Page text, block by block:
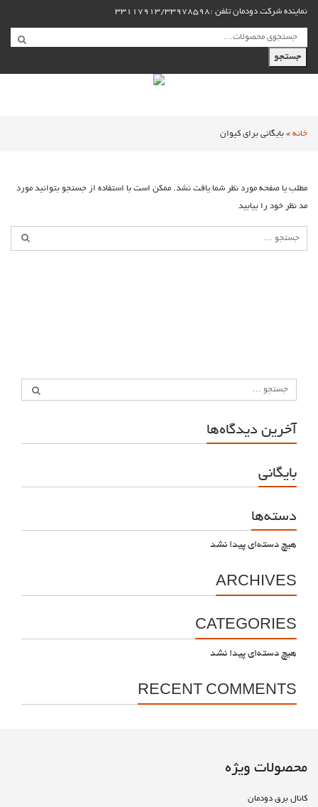
نماینده شرکت دودمان تلفن :33117913/33978598
جستجو
خانه » بایگانی برای کیوان
مطلب یا صفحه مورد نظر شما یافت نشد. ممکن است با استفاده از جستجو بتوانید مورد
مد نظر خود را بیابید
آخرین دیدگاه‌ها
بایگانی
دسته‌ها
هیچ دسته‌ای پیدا نشد
ARCHIVES
CATEGORIES
هیچ دسته‌ای پیدا نشد
RECENT COMMENTS
محصولات ویژه
کانال برق دودمان